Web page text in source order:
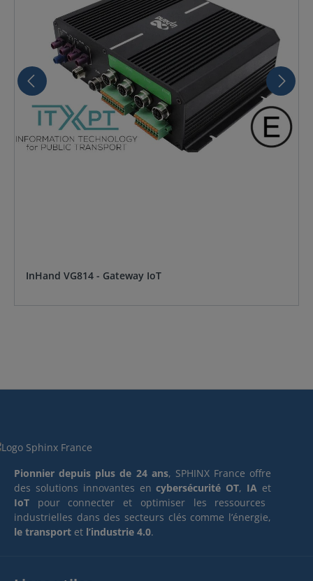
InHand VG814 - Gateway IoT
Pionnier depuis plus de 24 ans, SPHINX France offre
des solutions innovantes encybersécurité OT, IA et
IoT pour connecter et optimiser les ressources
industrielles dans des secteurs clés comme l’énergie,
le transport et l’industrie 4.0.